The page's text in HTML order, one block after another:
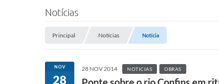
Notícias
Principal Notícias Notícia
NOV
28
28 NOV 2014 NOTICIAS OBRAS